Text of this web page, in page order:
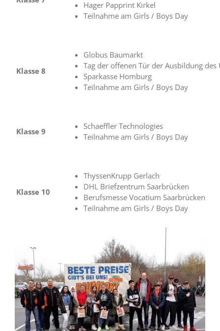
Hager Papprint Kirkel
Teilnahme am Girls / Boys Day
Klasse 8
Globus Baumarkt
Tag der offenen Tür der Ausbildung des
Sparkasse Homburg
Teilnahme am Girls / Boys Day
Klasse 9
Schaeffler Technologies
Teilnahme am Girls / Boys Day
Klasse 10
ThyssenKrupp Gerlach
DHL Briefzentrum Saarbrücken
Berufsmesse Vocatium Saarbrücken
Teilnahme am Girls / Boys Day